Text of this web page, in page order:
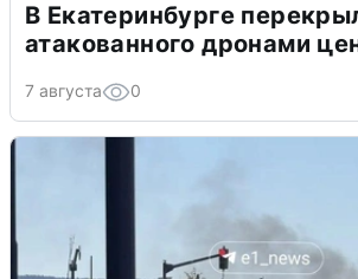
В Екатеринбурге
атакованного дронами
7 августа 0